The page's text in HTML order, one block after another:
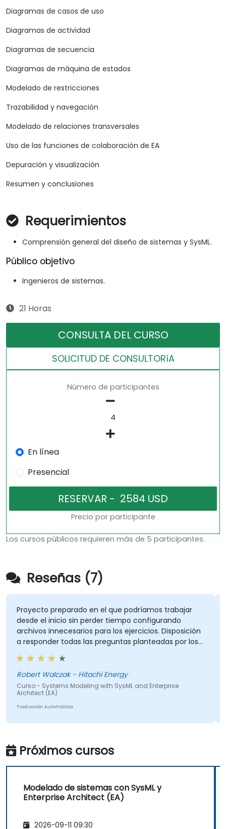
Diagramas de casos de uso
Diagramas de actividad
Diagramas de secuencia
Diagramas de máquina de estados
Modelado de restricciones
Trazabilidad y navegación
Modelado de relaciones transversales
Uso de las funciones de colaboración de EA
Depuración y visualización
Resumen y conclusiones
Requerimientos
Comprensión general del diseño de sistemas y SysML.
Público objetivo
Ingenieros de sistemas.
21 Horas
CONSULTA DEL CURSO
SOLICITUD DE CONSULTORíA
Número de participantes
En línea
Presencial
Precio por participante
Los cursos públicos requieren más de 5 participantes.
Reseñas (7)
Proyecto preparado en el que podríamos trabajar
desde el inicio sin perder tiempo configurando
archivos innecesarios para los ejercicios. Disposición
a responder todas las preguntas planteadas por los
participantes.
Robert Walczak - Hitachi Energy
Curso - Systems Modeling with SysML and Enterprise
Architect (EA)
Traducción Automática
Próximos cursos
Modelado de sistemas con SysML y
Enterprise Architect (EA)
2026-09-11 09:30